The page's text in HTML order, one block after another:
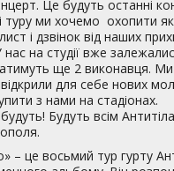
Це будуть останні
туру ми хочемо охопити
і дзвінок від наших
на студії вже
ще 2 виконавця.
для себе нових
з нами на стадіонах.
Будуть всім
– це восьмий тур гурту